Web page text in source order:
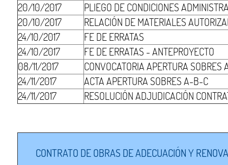
20/10/2017
PLIEGO DE CONDICIONES
20/10/2017
RELACIÓN DE MATERIALES
24/10/2017
FE DE ERRATAS
24/10/2017
FE DE ERRATAS - ANTEPROYECTO
08/11/2017
CONVOCATORIA APERTURA
24/11/2017
ACTA APERTURA SOBRES A-B-C
24/11/2017
RESOLUCIÓN ADJUDICACIÓN
CONTRATO DE OBRAS DE ADECUACIÓN Y